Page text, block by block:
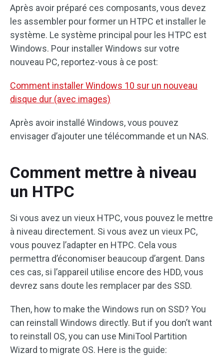
Après avoir préparé ces composants, vous devez
les assembler pour former un HTPC et installer le
système. Le système principal pour les HTPC est
Windows. Pour installer Windows sur votre
nouveau PC, reportez-vous à ce post:
Comment installer Windows 10 sur un nouveau
disque dur (avec images)
Après avoir installé Windows, vous pouvez
envisager d’ajouter une télécommande et un NAS.
Comment mettre à niveau
un HTPC
Si vous avez un vieux HTPC, vous pouvez le mettre
à niveau directement. Si vous avez un vieux PC,
vous pouvez l’adapter en HTPC. Cela vous
permettra d’économiser beaucoup d’argent. Dans
ces cas, si l’appareil utilise encore des HDD, vous
devrez sans doute les remplacer par des SSD.
Then, how to make the Windows run on SSD? You
can reinstall Windows directly. But if you don’t want
to reinstall OS, you can use MiniTool Partition
Wizard to migrate OS. Here is the guide: